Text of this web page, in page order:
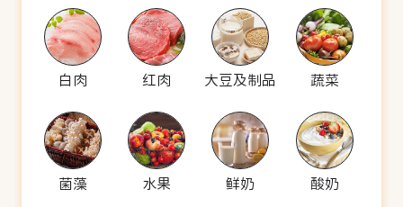
白肉 红肉 大豆及制品 蔬菜
菌藻 水果 鲜奶 酸奶